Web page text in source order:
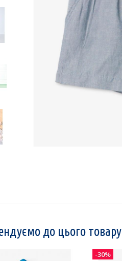
до цього товару
-30%